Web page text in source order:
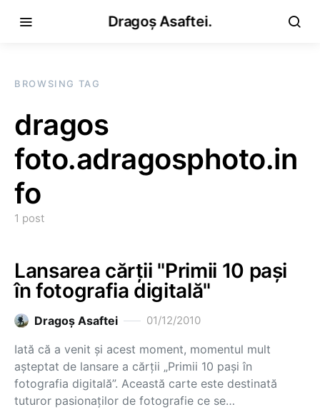
Dragoș Asaftei.
BROWSING TAG
dragos
foto.adragosphoto.in
fo
1 post
Lansarea cărţii "Primii 10 paşi
în fotografia digitală"
Dragoş Asaftei 01/12/2010
Iată că a venit şi acest moment, momentul mult
aşteptat de lansare a cărţii „Primii 10 paşi în
fotografia digitală”. Această carte este destinată
tuturor pasionaţilor de fotografie ce se…